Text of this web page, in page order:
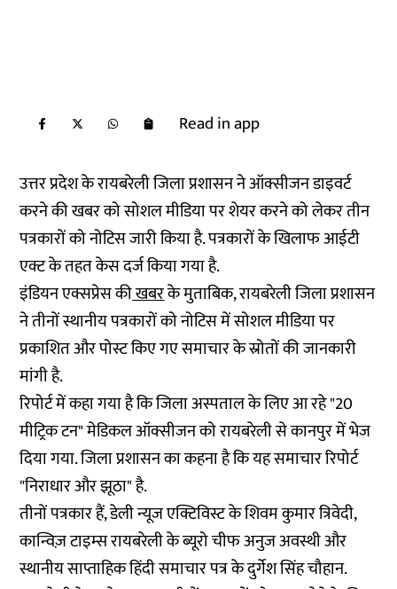
Read in app
उत्तर प्रदेश के रायबरेली जिला प्रशासन ने ऑक्सीजन डाइवर्ट
करने की खबर को सोशल मीडिया पर शेयर करने को लेकर तीन
पत्रकारों को नोटिस जारी किया है. पत्रकारों के खिलाफ आईटी
एक्ट के तहत केस दर्ज किया गया है.
इंडियन एक्सप्रेस कीखबरके मुताबिक, रायबरेली जिला प्रशासन
ने तीनों स्थानीय पत्रकारों को नोटिस में सोशल मीडिया पर
प्रकाशित और पोस्ट किए गए समाचार के स्रोतों की जानकारी
मांगी है.
रिपोर्ट में कहा गया है कि जिला अस्पताल के लिए आ रहे "20
मीट्रिक टन" मेडिकल ऑक्सीजन को रायबरेली से कानपुर में भेज
दिया गया. जिला प्रशासन का कहना है कि यह समाचार रिपोर्ट
"निराधार और झूठा" है.
तीनों पत्रकार हैं, डेली न्यूज एक्टिविस्ट के शिवम कुमार त्रिवेदी,
कान्विज़ टाइम्स रायबरेली के ब्यूरो चीफ अनुज अवस्थी और
स्थानीय साप्ताहिक हिंदी समाचार पत्र के दुर्गेश सिंह चौहान.